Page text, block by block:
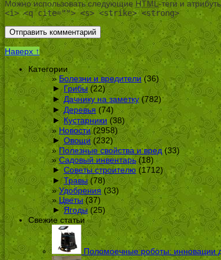
Можно использовать следующие HTML-теги и
<i> <q cite=""> <s> <strike> <strong>
Наверх ↑
Категории
Болезни и вредители(36)
► Грибы (22)
► Дачнику на заметку(782)
► Деревья (74)
► Кустарники (38)
Новости(2958)
► Овощи(232)
Полезные свойства и вред(33)
Садовый инвентарь(18)
► Советы строителю (1712)
► Травы(78)
Удобрения (33)
Цветы(37)
► Ягоды (25)
Свежие статьи
Поломоечные роботы: инновации